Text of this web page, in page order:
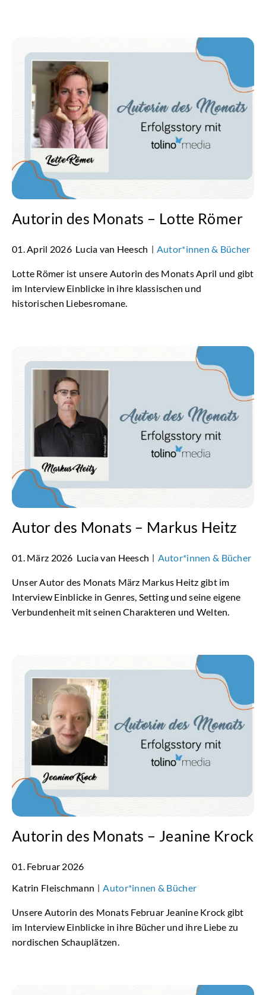
Autorin des Monats – Lotte Römer
01. April 2026 Lucia van Heesch | Autor*innen & Bücher
Lotte Römer ist unsere Autorin des Monats April und gibt
im Interview Einblicke in ihre klassischen und
historischen Liebesromane.
Autor des Monats – Markus Heitz
01. März 2026 Lucia van Heesch | Autor*innen & Bücher
Unser Autor des Monats März Markus Heitz gibt im
Interview Einblicke in Genres, Setting und seine eigene
Verbundenheit mit seinen Charakteren und Welten.
Autorin des Monats – Jeanine Krock
01. Februar 2026
Katrin Fleischmann | Autor*innen & Bücher
Unsere Autorin des Monats Februar Jeanine Krock gibt
im Interview Einblicke in ihre Bücher und ihre Liebe zu
nordischen Schauplätzen.